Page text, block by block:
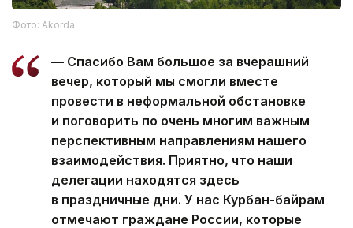
Фото: Akorda
— Спасибо Вам большое за вчерашний
вечер, который мы смогли вместе
провести в неформальной обстановке
и поговорить по очень многим важным
перспективным направлениям нашего
взаимодействия. ​Приятно, что наши
делегации находятся здесь
в праздничные дни. У нас Курбан-байрам
отмечают граждане России, которые